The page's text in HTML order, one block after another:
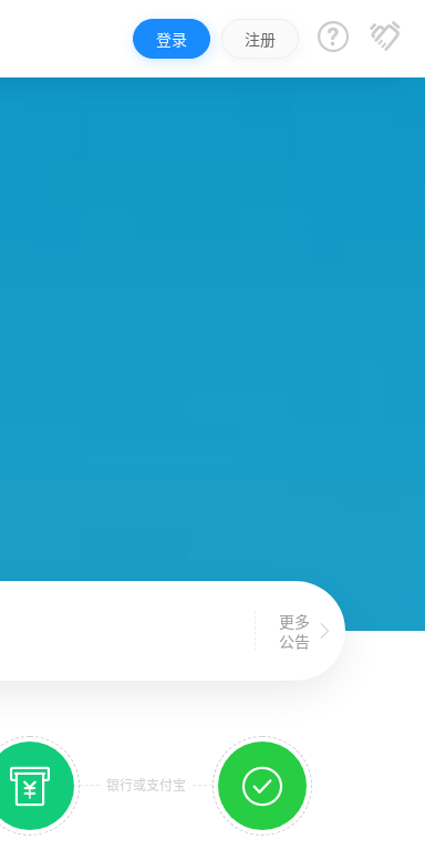
登录 注册  
更多
公告

 银行或支付宝 